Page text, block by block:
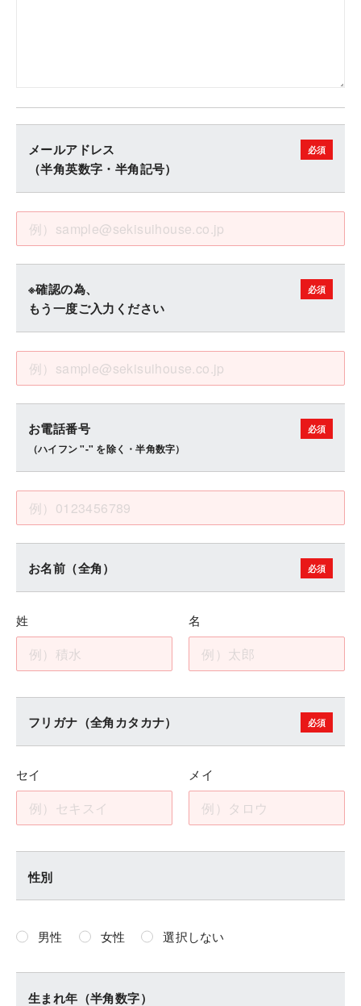
メールアドレス
（半角英数字・半角記号）
※確認の為、
もう一度ご入力ください
お電話番号
（ハイフン "-" を除く・半角数字）
お名前（全角）
姓 名
フリガナ（全角カタカナ）
セイ メイ
性別
男性 女性 選択しない
生まれ年（半角数字）